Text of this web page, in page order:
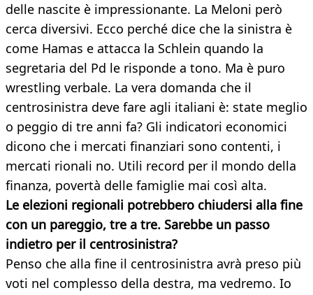
delle nascite è impressionante. La Meloni però
cerca diversivi. Ecco perché dice che la sinistra è
come Hamas e attacca la Schlein quando la
segretaria del Pd le risponde a tono. Ma è puro
wrestling verbale. La vera domanda che il
centrosinistra deve fare agli italiani è: state meglio
o peggio di tre anni fa? Gli indicatori economici
dicono che i mercati finanziari sono contenti, i
mercati rionali no. Utili record per il mondo della
finanza, povertà delle famiglie mai così alta.
Le elezioni regionali potrebbero chiudersi alla fine
con un pareggio, tre a tre. Sarebbe un passo
indietro per il centrosinistra?
Penso che alla fine il centrosinistra avrà preso più
voti nel complesso della destra, ma vedremo. Io